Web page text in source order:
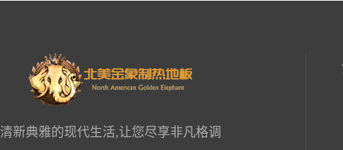
清新典雅的现代生活,让您尽享非凡格调